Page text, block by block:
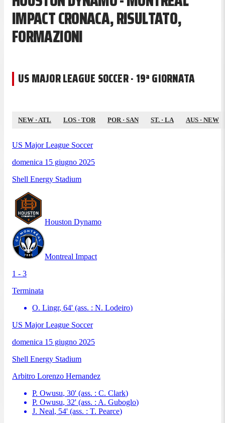
IMPACT CRONACA, RISULTATO,
FORMAZIONI
US MAJOR LEAGUE SOCCER · 19ª GIORNATA
NEW · ATL LOS · TOR POR· SAN ST. · LA AUS · NEW
US Major League Soccer
domenica 15 giugno 2025
Shell Energy Stadium
Houston Dynamo
Montreal Impact
1 - 3
Terminata
O. Lingr, 64' (ass. : N. Lodeiro)
US Major League Soccer
domenica 15 giugno 2025
Shell Energy Stadium
Arbitro Lorenzo Hernandez
P. Owusu, 30' (ass. : C. Clark)
P. Owusu, 32' (ass. : A. Guboglo)
J. Neal, 54' (ass. : T. Pearce)